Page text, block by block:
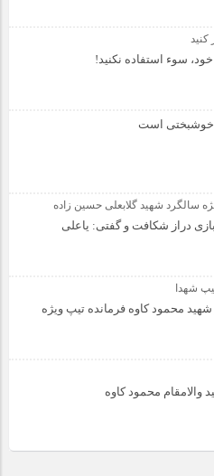
کنید
سوء استفاده نکنید!
خوشبختی است
سالگرد شهید گلابعلی حسین زاده
دراز شکافت و گفتی: یاعلی
شهدا
شهید محمود کاوه فرمانده تیپ ویژه
والامقام محمود کاوه‌